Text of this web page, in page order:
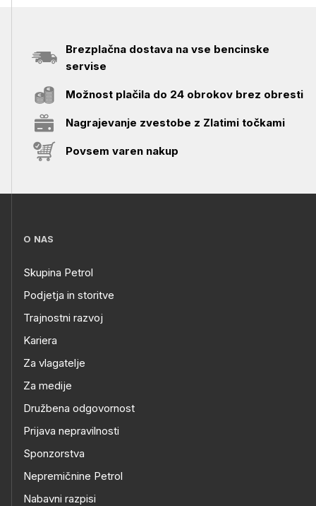
Brezplačna dostava na vse bencinske
servise
Možnost plačila do 24 obrokov brez obresti
Nagrajevanje zvestobe z Zlatimi točkami
Povsem varen nakup
O NAS
Skupina Petrol
Podjetja in storitve
Trajnostni razvoj
Kariera
Za vlagatelje
Za medije
Družbena odgovornost
Prijava nepravilnosti
Sponzorstva
Nepremičnine Petrol
Nabavni razpisi